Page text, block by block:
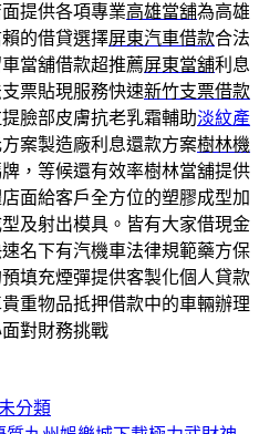
提供各項專業高雄當舖為高雄
的借貸選擇屏東汽車借款合法
當舖借款超推薦屏東當舖利息
票貼現服務快速新竹支票借款
臉部皮膚抗老乳霜輔助淡紋產
案製造廠利息還款方案樹林機
，等候還有效率樹林當舖提供
面給客戶全方位的塑膠成型加
及射出模具。皆有大家借現金
名下有汽機車法律規範藥方保
填充煙彈提供客製化個人貸款
重物品抵押借款中的車輛辦理
對財務挑戰
類
未分類